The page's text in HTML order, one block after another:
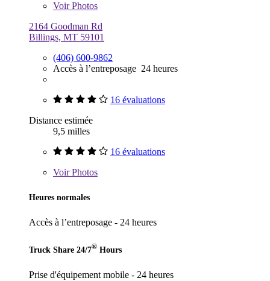
VoirPhotos
2164 Goodman Rd
Billings, MT 59101
(406) 600-9862
Accès à l’entreposage 24 heures
16 évaluations
Distance estimée
9,5 milles
16 évaluations
VoirPhotos
Heures normales
Accès à l’entreposage - 24 heures
Truck Share 24/7® Hours
Prise d'équipement mobile - 24 heures